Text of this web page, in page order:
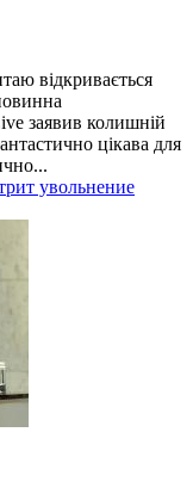
відкривається
заявив колишній
цікава для
увольнение